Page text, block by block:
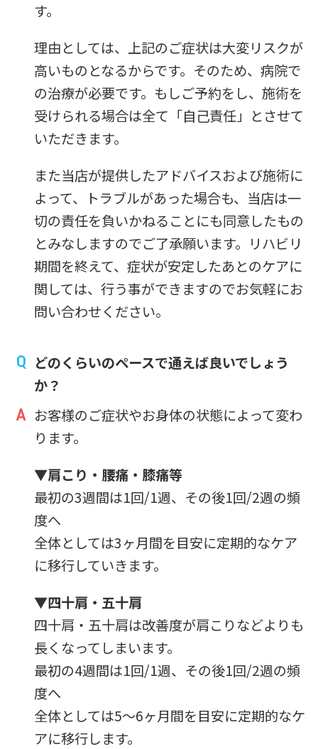
す。
理由としては、上記のご症状は大変リスクが
高いものとなるからです。そのため、病院で
の治療が必要です。もしご予約をし、施術を
受けられる場合は全て「自己責任」とさせて
いただきます。
また当店が提供したアドバイスおよび施術に
よって、トラブルがあった場合も、当店は一
切の責任を負いかねることにも同意したもの
とみなしますのでご了承願います。リハビリ
期間を終えて、症状が安定したあとのケアに
関しては、行う事ができますのでお気軽にお
問い合わせください。
どのくらいのペースで通えば良いでしょう
か？
お客様のご症状やお身体の状態によって変わ
ります。
▼肩こり・腰痛・膝痛等
最初の3週間は1回/1週、その後1回/2週の頻
度へ
全体としては3ヶ月間を目安に定期的なケア
に移行していきます。
▼四十肩・五十肩
四十肩・五十肩は改善度が肩こりなどよりも
長くなってしまいます。
最初の4週間は1回/1週、その後1回/2週の頻
度へ
全体としては5～6ヶ月間を目安に定期的なケ
アに移行します。